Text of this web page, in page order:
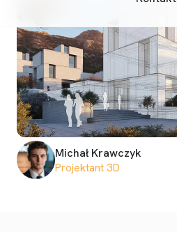
Michał Krawczyk
Projektant 3D